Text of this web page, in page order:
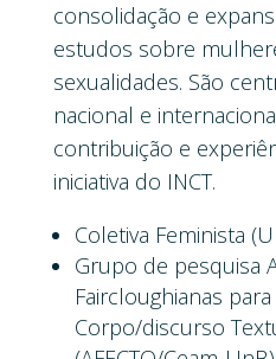
consolidação e
estudos sobre
sexualidades. São
nacional e
contribuição e
iniciativa do INCT.
Coletiva Feminista
Grupo de pesquisa
Faircloughianas
Corpo/discurso